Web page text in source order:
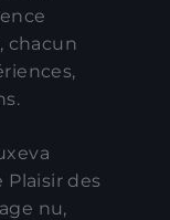
chacun
des
nu,